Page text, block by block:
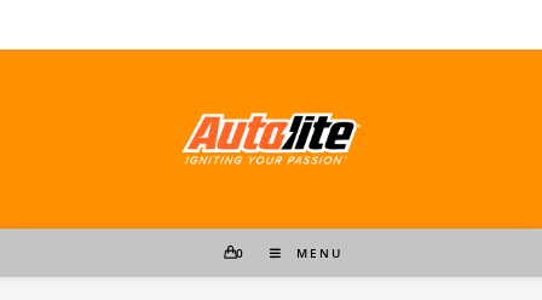
naar
0 MENU